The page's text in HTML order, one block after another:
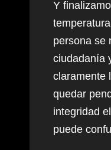
Y
persona se
ciudadanía
claramente
quedar
integridad
puede